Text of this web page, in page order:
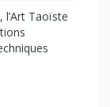
l’Art Taoïste